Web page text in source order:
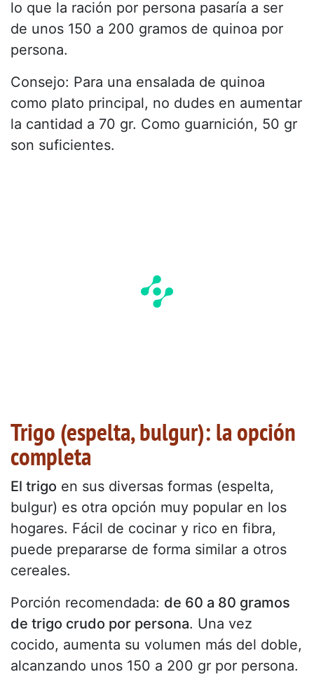
lo que la ración por persona pasaría a ser
de unos 150 a 200 gramos de quinoa por
persona.
Consejo: Para una ensalada de quinoa
como plato principal, no dudes en aumentar
la cantidad a 70 gr. Como guarnición, 50 gr
son suficientes.
Trigo (espelta, bulgur): la opción
completa
El trigo en sus diversas formas (espelta,
bulgur) es otra opción muy popular en los
hogares. Fácil de cocinar y rico en fibra,
puede prepararse de forma similar a otros
cereales.
Porción recomendada: de 60 a 80 gramos
de trigo crudo por persona. Una vez
cocido, aumenta su volumen más del doble,
alcanzando unos 150 a 200 gr por persona.